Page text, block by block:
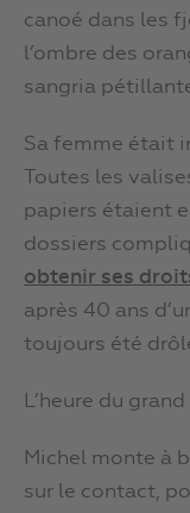
canoé dans les
l’ombre des
sangria
Sa femme était
Toutes les
papiers étaient
dossiers
obtenir ses
après 40 ans
toujours été
L’heure du
Michel monte à
sur le contact,